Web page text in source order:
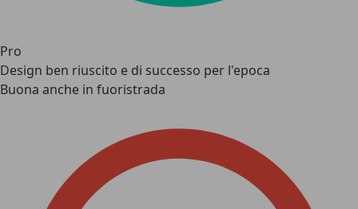
Pro
Design ben riuscito e di successo per l'epoca
Buona anche in fuoristrada